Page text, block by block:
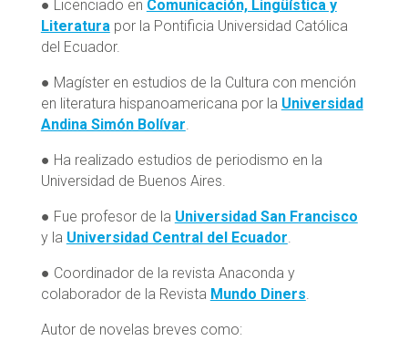
● Licenciado en Comunicación, Lingüística y
Literaturapor la Pontificia Universidad Católica
del Ecuador.
● Magíster en estudios de la Cultura con mención
en literatura hispanoamericana por la Universidad
Andina Simón Bolívar.
● Ha realizado estudios de periodismo en la
Universidad de Buenos Aires.
● Fue profesor de la Universidad San Francisco
y la Universidad Central del Ecuador.
● Coordinador de la revista Anaconda y
colaborador de la Revista Mundo Diners.
Autor de novelas breves como: